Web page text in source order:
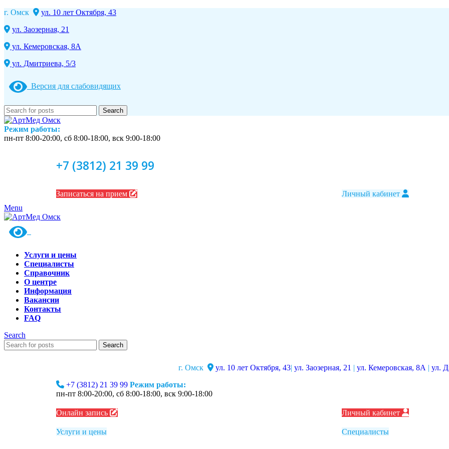
г. Омск
ул. 10 лет Октября, 43
ул. Заозерная, 21
ул. Кемеровская, 8А
ул. Дмитриева, 5/3
Версия для слабовидящих
Search
Режим работы:
пн-пт 8:00-20:00, сб 8:00-18:00, вск 9:00-18:00
+7 (3812) 21 39 99
Записаться на прием
Личный кабинет
Menu
Услуги и цены
Специалисты
Справочник
О центре
Информация
Вакансии
Контакты
FAQ
Search
Search
г. Омск ул. 10 лет Октября, 43| ул. Заозерная, 21 | ул. Кемеровская, 8А | ул.
+7 (3812) 21 39 99 Режим работы:
пн-пт 8:00-20:00, сб 8:00-18:00, вск 9:00-18:00
Онлайн запись
Услуги и цены
Личный кабинет
Специалисты